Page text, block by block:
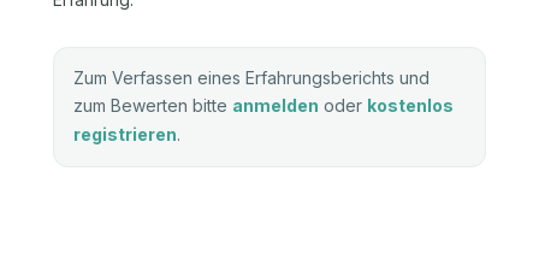
Zum Verfassen eines Erfahrungsberichts und
zum Bewerten bitte anmelden oder kostenlos
registrieren.